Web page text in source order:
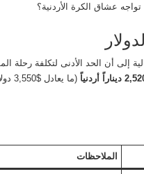
تواجه عشاق الكرة الأردنية؟
إلى أن الحد الأدنى لتكلفة رحلة
ديناراً أردنياً
(ما يعادل
الملاحظات